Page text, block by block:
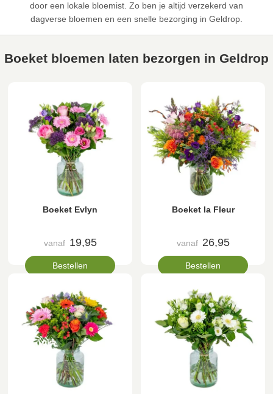
door een lokale bloemist. Zo ben je altijd verzekerd van
dagverse bloemen en een snelle bezorging in Geldrop.
Boeket bloemen laten bezorgen in Geldrop
Boeket Evlyn
vanaf 19,95
Bestellen
Boeket la Fleur
vanaf 26,95
Bestellen